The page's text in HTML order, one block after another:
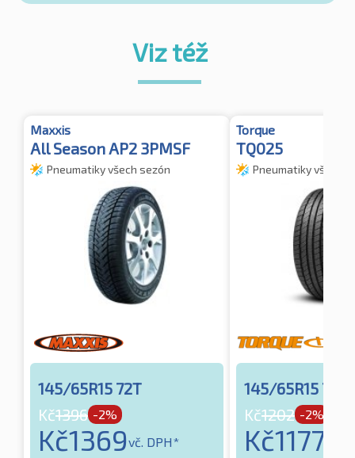
Viz též
Maxxis
All Season AP2 3PMSF
Pneumatiky všech sezón
145/65R15 72T
Kč1396 -2%
Kč1369vč. DPH*
Torque
TQ025
Pneumatiky všech
145/65R15 72T
Kč1202 -2%
Kč1177